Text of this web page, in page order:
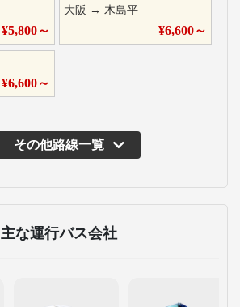
¥5,800～
大阪 →木島平
¥6,600～
¥6,600～
その他路線一覧
主な運行バス会社